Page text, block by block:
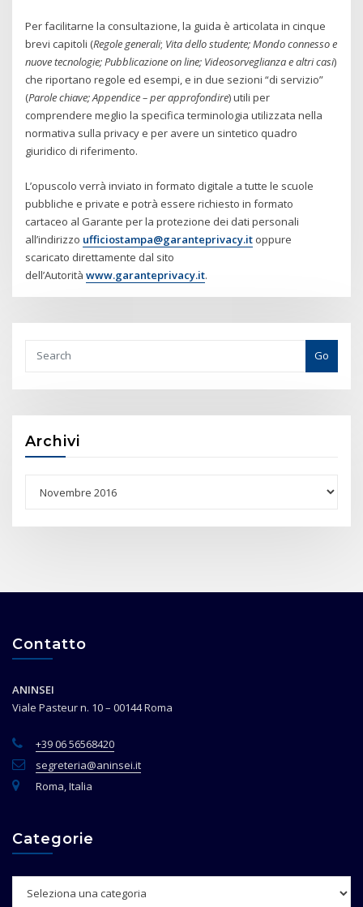
Per facilitarne la consultazione, la guida è articolata in cinque
brevi capitoli (Regole generali; Vita dello studente; Mondo connesso e
nuove tecnologie; Pubblicazione on line; Videosorveglianza e altri casi)
che riportano regole ed esempi, e in due sezioni “di servizio”
(Parole chiave; Appendice – per approfondire) utili per
comprendere meglio la specifica terminologia utilizzata nella
normativa sulla privacy e per avere un sintetico quadro
giuridico di riferimento.
L’opuscolo verrà inviato in formato digitale a tutte le scuole
pubbliche e private e potrà essere richiesto in formato
cartaceo al Garante per la protezione dei dati personali
all’indirizzo ufficiostampa@garanteprivacy.it oppure
scaricato direttamente dal sito
dell’Autoritàwww.garanteprivacy.it.
Go
Archivi
Contatto
ANINSEI
Viale Pasteur n. 10 – 00144 Roma
+39 06 56568420
segreteria@aninsei.it
Roma, Italia
Categorie